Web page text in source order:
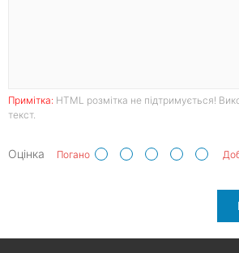
Примітка: HTML розмітка не підтримується!
текст.
Оцінка Погано